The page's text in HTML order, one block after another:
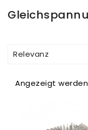
Relevanz
Angezeigt werden